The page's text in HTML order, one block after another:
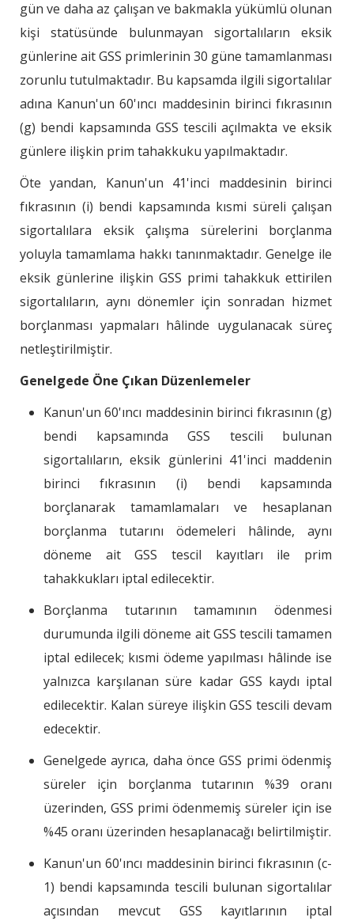
gün ve daha az çalışan ve bakmakla yükümlü olunan
kişi statüsünde bulunmayan sigortalıların eksik
günlerine ait GSS primlerinin 30 güne tamamlanması
zorunlu tutulmaktadır. Bu kapsamda ilgili sigortalılar
adına Kanun'un 60'ıncı maddesinin birinci fıkrasının
(g) bendi kapsamında GSS tescili açılmakta ve eksik
günlere ilişkin prim tahakkuku yapılmaktadır.
Öte yandan, Kanun'un 41'inci maddesinin birinci
fıkrasının (i) bendi kapsamında kısmi süreli çalışan
sigortalılara eksik çalışma sürelerini borçlanma
yoluyla tamamlama hakkı tanınmaktadır. Genelge ile
eksik günlerine ilişkin GSS primi tahakkuk ettirilen
sigortalıların, aynı dönemler için sonradan hizmet
borçlanması yapmaları hâlinde uygulanacak süreç
netleştirilmiştir.
Genelgede Öne Çıkan Düzenlemeler
Kanun'un 60'ıncı maddesinin birinci fıkrasının (g)
bendi kapsamında GSS tescili bulunan
sigortalıların, eksik günlerini 41'inci maddenin
birinci fıkrasının (i) bendi kapsamında
borçlanarak tamamlamaları ve hesaplanan
borçlanma tutarını ödemeleri hâlinde, aynı
döneme ait GSS tescil kayıtları ile prim
tahakkukları iptal edilecektir.
Borçlanma tutarının tamamının ödenmesi
durumunda ilgili döneme ait GSS tescili tamamen
iptal edilecek; kısmi ödeme yapılması hâlinde ise
yalnızca karşılanan süre kadar GSS kaydı iptal
edilecektir. Kalan süreye ilişkin GSS tescili devam
edecektir.
Genelgede ayrıca, daha önce GSS primi ödenmiş
süreler için borçlanma tutarının %39 oranı
üzerinden, GSS primi ödenmemiş süreler için ise
%45 oranı üzerinden hesaplanacağı belirtilmiştir.
Kanun'un 60'ıncı maddesinin birinci fıkrasının (c-
1) bendi kapsamında tescili bulunan sigortalılar
açısından mevcut GSS kayıtlarının iptal